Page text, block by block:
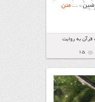
* ...متن
قرآن به روایت
15